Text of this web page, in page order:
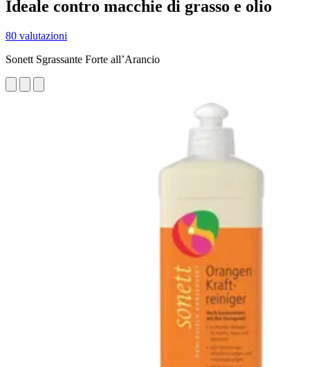
Ideale contro macchie di grasso e olio
80 valutazioni
Sonett Sgrassante Forte all’Arancio